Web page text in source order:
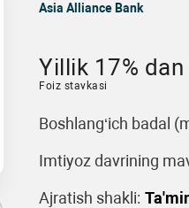
Asia Alliance Bank
Yillik 17% dan
Foiz stavkasi
Boshlang‘ich badal
Imtiyoz davrining
Ajratish shakli: